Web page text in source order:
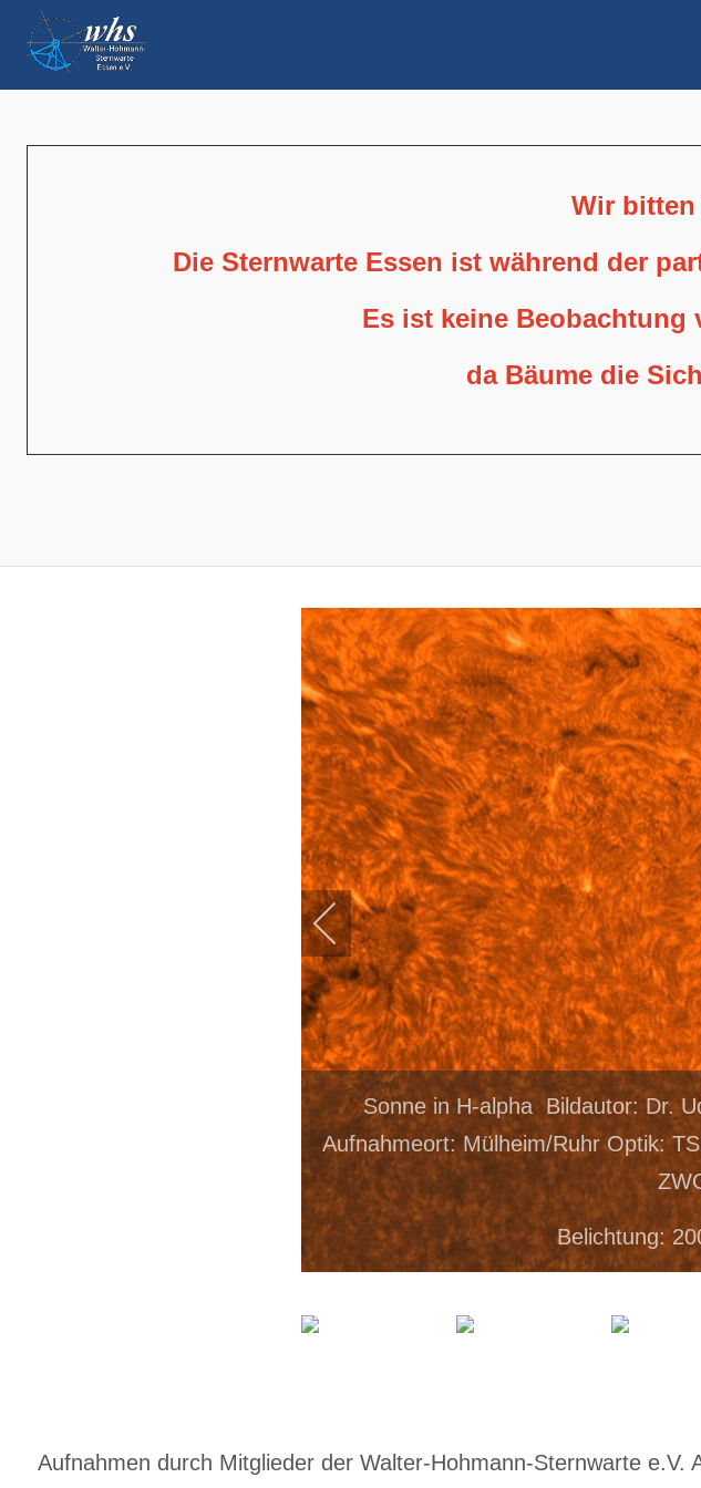
Wir bitten
Die Sternwarte Essen ist während der
Es ist keine Beobachtung
da Bäume die
Sonne in H-alpha Bildautor: Dr.
Aufnahmeort: Mülheim/Ruhr Optik:
Belichtung:
Aufnahmen durch Mitglieder der Walter-Hohmann-Sternwarte